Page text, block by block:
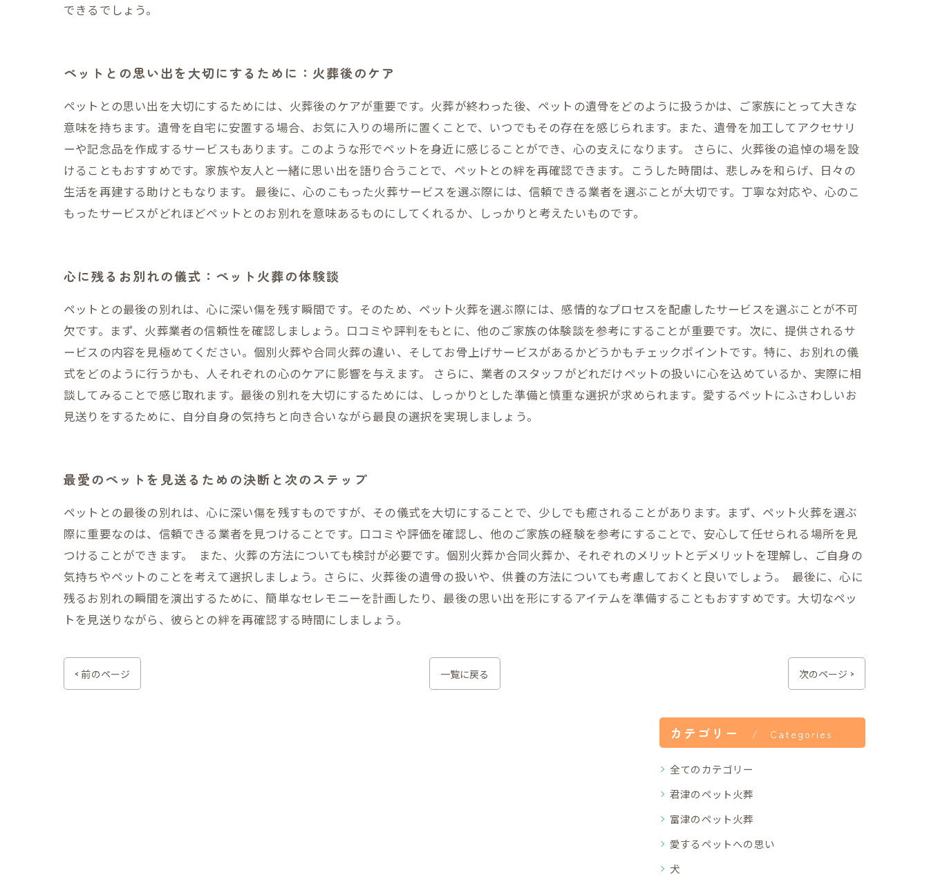
できるでしょう。
ペットとの思い出を大切にするために：火葬後のケア
ペットとの思い出を大切にするためには、火葬後のケアが重要です。火葬が終わった後、ペットの遺骨をどのように扱うかは、ご家族にとって大きな
意味を持ちます。遺骨を自宅に安置する場合、お気に入りの場所に置くことで、いつでもその存在を感じられます。また、遺骨を加工してアクセサリ
ーや記念品を作成するサービスもあります。このような形でペットを身近に感じることができ、心の支えになります。 さらに、火葬後の追悼の場を設
けることもおすすめです。家族や友人と一緒に思い出を語り合うことで、ペットとの絆を再確認できます。こうした時間は、悲しみを和らげ、日々の
生活を再建する助けともなります。 最後に、心のこもった火葬サービスを選ぶ際には、信頼できる業者を選ぶことが大切です。丁寧な対応や、心のこ
もったサービスがどれほどペットとのお別れを意味あるものにしてくれるか、しっかりと考えたいものです。
心に残るお別れの儀式：ペット火葬の体験談
ペットとの最後の別れは、心に深い傷を残す瞬間です。そのため、ペット火葬を選ぶ際には、感情的なプロセスを配慮したサービスを選ぶことが不可
欠です。まず、火葬業者の信頼性を確認しましょう。口コミや評判をもとに、他のご家族の体験談を参考にすることが重要です。次に、提供されるサ
ービスの内容を見極めてください。個別火葬や合同火葬の違い、そしてお骨上げサービスがあるかどうかもチェックポイントです。特に、お別れの儀
式をどのように行うかも、人それぞれの心のケアに影響を与えます。 さらに、業者のスタッフがどれだけペットの扱いに心を込めているか、実際に相
談してみることで感じ取れます。最後の別れを大切にするためには、しっかりとした準備と慎重な選択が求められます。愛するペットにふさわしいお
見送りをするために、自分自身の気持ちと向き合いながら最良の選択を実現しましょう。
最愛のペットを見送るための決断と次のステップ
ペットとの最後の別れは、心に深い傷を残すものですが、その儀式を大切にすることで、少しでも癒されることがあります。まず、ペット火葬を選ぶ
際に重要なのは、信頼できる業者を見つけることです。口コミや評価を確認し、他のご家族の経験を参考にすることで、安心して任せられる場所を見
つけることができます。 また、火葬の方法についても検討が必要です。個別火葬か合同火葬か、それぞれのメリットとデメリットを理解し、ご自身の
気持ちやペットのことを考えて選択しましょう。さらに、火葬後の遺骨の扱いや、供養の方法についても考慮しておくと良いでしょう。 最後に、心に
残るお別れの瞬間を演出するために、簡単なセレモニーを計画したり、最後の思い出を形にするアイテムを準備することもおすすめです。大切なペッ
トを見送りながら、彼らとの絆を再確認する時間にしましょう。
< 前のページ 一覧に戻る 次のページ >
カテゴリー Categories
全てのカテゴリー
君津のペット火葬
富津のペット火葬
愛するペットへの思い
犬